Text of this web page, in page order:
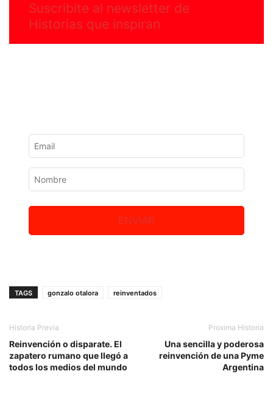
Suscribite al newsletter de
Historias que inspiran
ENVIAR
TAGS gonzalo otalora reinventados
Historia Previa
Reinvención o disparate. El
zapatero rumano que llegó a
todos los medios del mundo
Proxima Historia
Una sencilla y poderosa
reinvención de una Pyme
Argentina